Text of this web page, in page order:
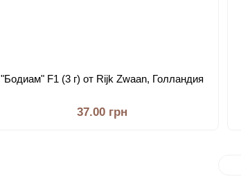
"Бодиам" F1 (3 г) от Rijk Zwaan, Голландия
37.00 грн